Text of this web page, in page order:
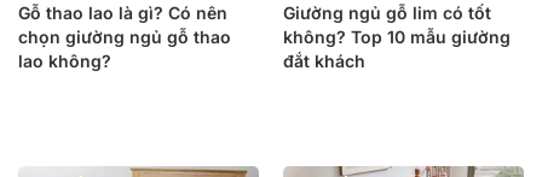
Gỗ thao lao là gì? Có nên
chọn giường ngủ gỗ thao
lao không?
Giường ngủ gỗ lim có tốt
không? Top 10 mẫu giường
đắt khách